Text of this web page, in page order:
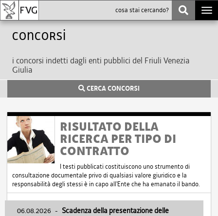
Concorsi
i concorsi indetti dagli enti pubblici del Friuli Venezia
Giulia
CERCA CONCORSI
RISULTATO DELLA
RICERCA PER TIPO DI
CONTRATTO
I testi pubblicati costituiscono uno strumento di
consultazione documentale privo di qualsiasi valore giuridico e la
responsabilità degli stessi è in capo all'Ente che ha emanato il bando.
06.08.2026 - Scadenza della presentazione delle